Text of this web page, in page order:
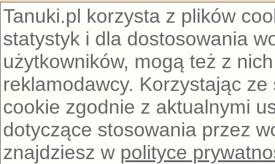
Tanuki.pl korzysta z plików
statystyk i dla dostosowania
użytkowników, mogą też z
reklamodawcy. Korzystając
cookie zgodnie z aktualnymi
dotyczące stosowania przez
znajdziesz w polityce